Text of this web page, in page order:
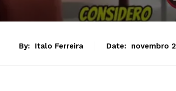
By: Italo Ferreira Date: novembro